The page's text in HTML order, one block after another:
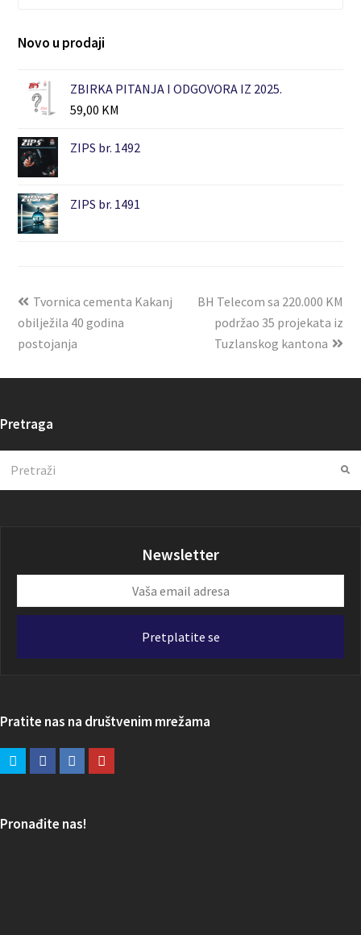
Novo u prodaji
ZBIRKA PITANJA I ODGOVORA IZ 2025.
59,00 KM
ZIPS br. 1492
ZIPS br. 1491
Tvornica cementa Kakanj
obilježila 40 godina
postojanja
BH Telecom sa 220.000 KM
podržao 35 projekata iz
Tuzlanskog kantona
Pretraga
Newsletter
email
Pretplatite se
Pratite nas na društvenim mrežama
Pronađite nas!